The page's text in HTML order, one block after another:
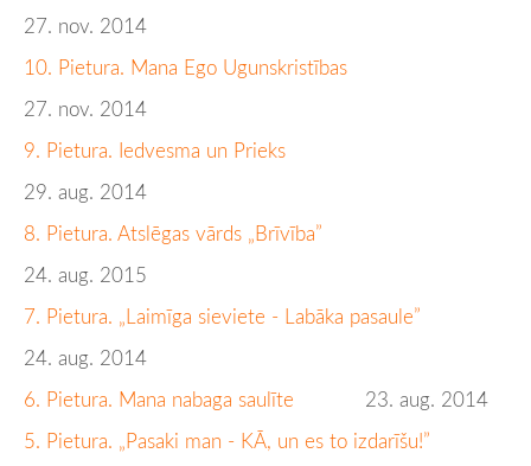
27. nov. 2014
10. Pietura. Mana Ego Ugunskristības
27. nov. 2014
9. Pietura. Iedvesma un Prieks
29. aug. 2014
8. Pietura. Atslēgas vārds „Brīvība”
24. aug. 2015
7. Pietura. „Laimīga sieviete - Labāka pasaule”
24. aug. 2014
6. Pietura. Mana nabaga saulīte 23. aug. 2014
5. Pietura. „Pasaki man - KĀ, un es to izdarīšu!”